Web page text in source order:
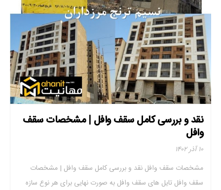
نقد و بررسی کامل سقف وافل | مشخصات سقف
وافل
۱۰ آذر ۱۴۰۲
مشخصات سقف وافل نقد و بررسی کامل سقف وافل | مشخصات
سقف وافل تایل های سقف وافل به صورت نهایی برای هر نوع سازه